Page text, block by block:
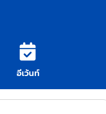
อีเว้นท์